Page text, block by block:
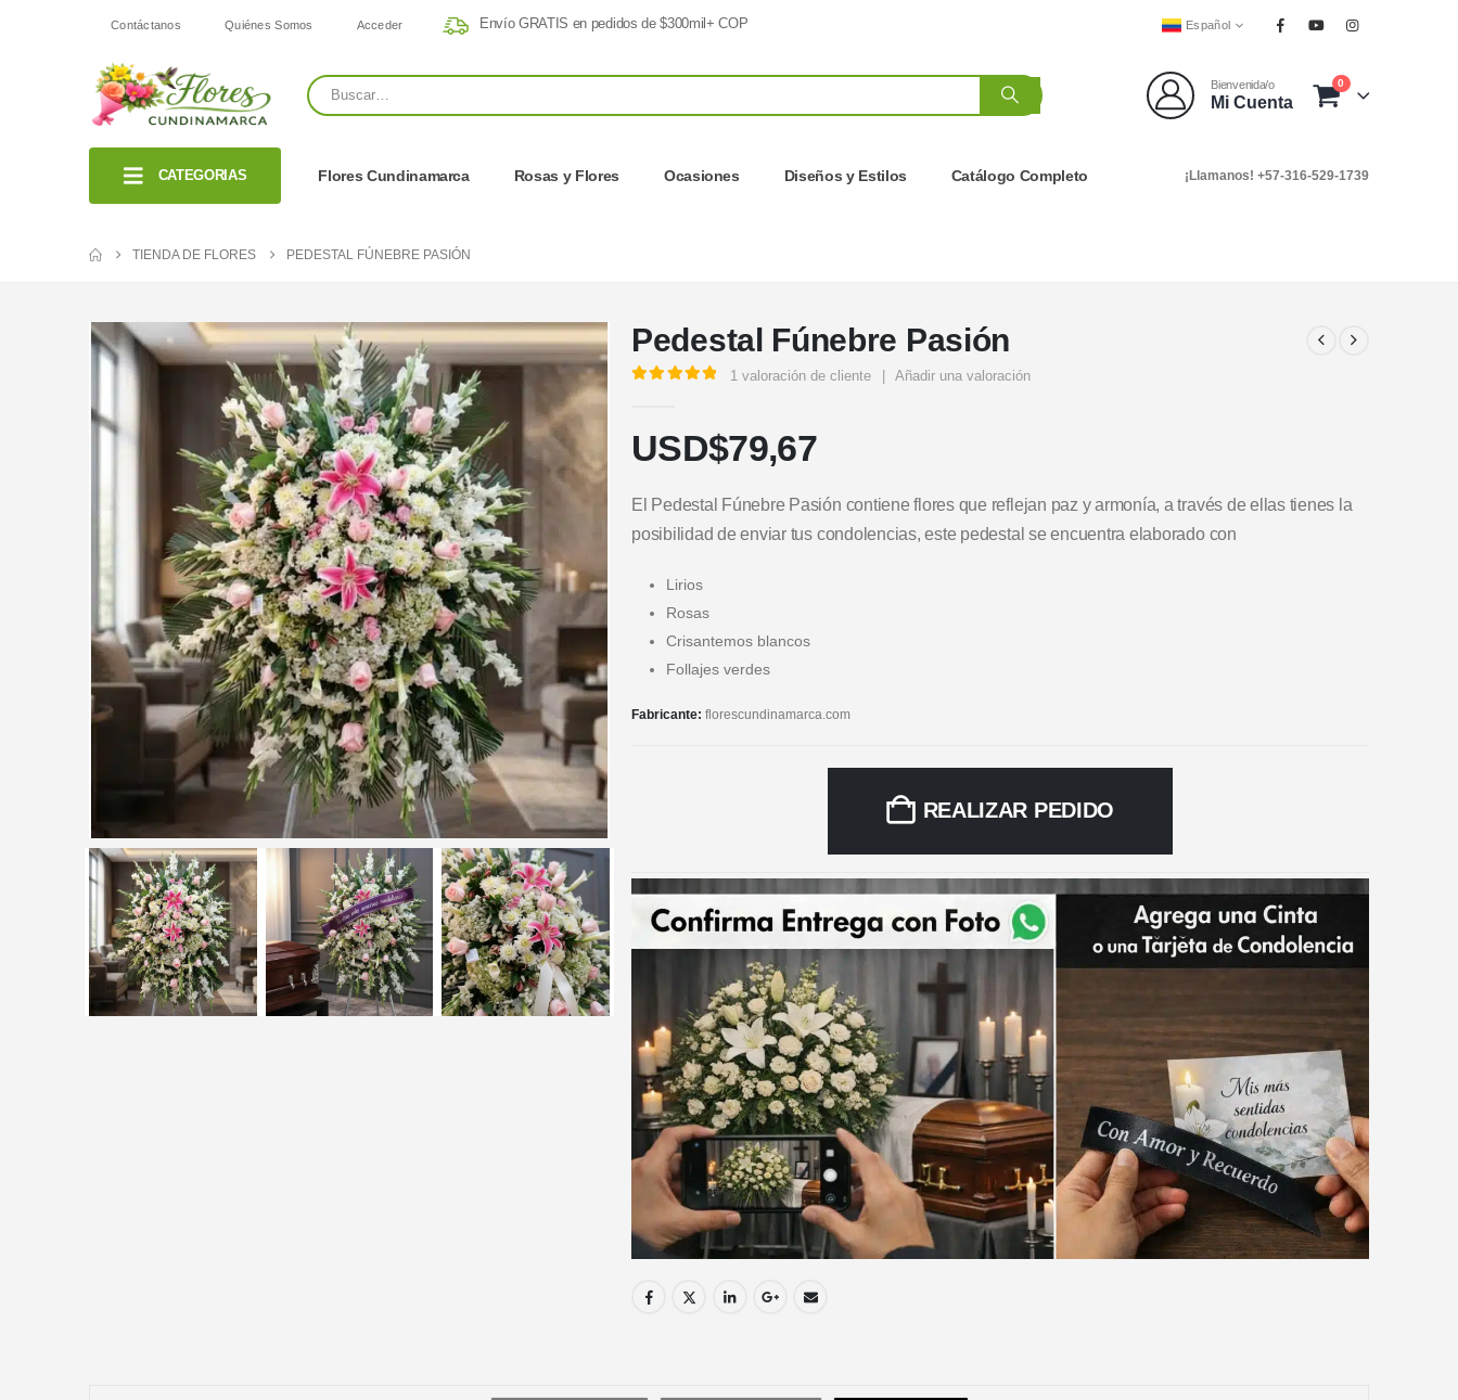
Contáctanos Quiénes Somos Acceder Envío GRATIS en pedidos de $300mil+ COP Español
Bienvenida/o
Mi Cuenta
0
CATEGORIAS Flores Cundinamarca Rosas y Flores Ocasiones Diseños y Estilos Catálogo Completo ¡Llamanos! +57-316-529-1739
TIENDA DE FLORES PEDESTAL FÚNEBRE PASIÓN
Pedestal Fúnebre Pasión
1 valoración de cliente Añadir una valoración
USD$79,67
El Pedestal Fúnebre Pasión contiene flores que reflejan paz y armonía, a través de ellas tienes la
posibilidad de enviar tus condolencias, este pedestal se encuentra elaborado con
Lirios
Rosas
Crisantemos blancos
Follajes verdes
Fabricante: florescundinamarca.com
REALIZAR PEDIDO